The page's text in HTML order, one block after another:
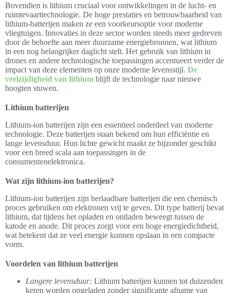
Bovendien is lithium cruciaal voor ontwikkelingen in de lucht- en
ruimtevaarttechnologie. De hoge prestaties en betrouwbaarheid van
lithium-batterijen maken ze een voorkeursoptie voor moderne
vliegtuigen. Innovaties in deze sector worden steeds meer gedreven
door de behoefte aan meer duurzame energiebronnen, wat lithium
in een nog belangrijker daglicht stelt. Het gebruik van lithium in
drones en andere technologische toepassingen accentueert verder de
impact van deze elementen op onze moderne levensstijl. De
veelzijdigheid van lithium blijft de technologie naar nieuwe
hoogten stuwen.
Lithium batterijen
Lithium-ion batterijen zijn een essentieel onderdeel van moderne
technologie. Deze batterijen staan bekend om hun efficiëntie en
lange levensduur. Hun lichte gewicht maakt ze bijzonder geschikt
voor een breed scala aan toepassingen in de
consumentenelektronica.
Wat zijn lithium-ion batterijen?
Lithium-ion batterijen zijn herlaadbare batterijen die een chemisch
proces gebruiken om elektronen vrij te geven. Dit type batterij bevat
lithium, dat tijdens het opladen en ontladen beweegt tussen de
katode en anode. Dit proces zorgt voor een hoge energiedichtheid,
wat betekent dat ze veel energie kunnen opslaan in een compacte
vorm.
Voordelen van lithium batterijen
Langere levensduur: Lithium batterijen kunnen tot duizenden
keren worden opgeladen zonder significante afname van